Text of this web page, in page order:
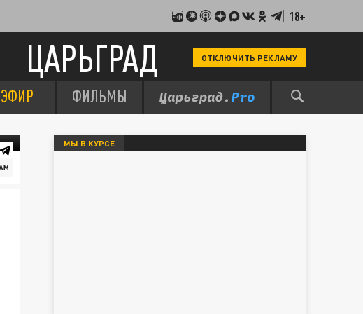
18+
ЦАРЬГРАД ОТКЛЮЧИТЬ РЕКЛАМУ
ЭФИР ФИЛЬМЫ
МЫ В КУРСЕ